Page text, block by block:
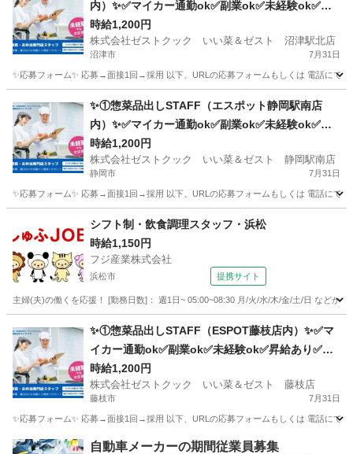
内）✨✅マイカー通勤ok✅副業ok✅未経験ok✅扶
養内ok✅週2～ok
時給1,200円
株式会社ゼストクック いい菜＆ゼスト 沼津駅北店
沼津市 7月31日
✨応募フォーム✨ 応募→面接1回→採用 以下、URLの応募フォームもしくは 電話にて
キッチン スタッフ
✨①惣菜品出しSTAFF（エスポット静岡駅南店
内）✨✅マイカー通勤ok✅副業ok✅未経験ok✅扶
養内ok✅週2～ok
時給1,200円
株式会社ゼストクック いい菜＆ゼスト 静岡駅南店
静岡市 7月31日
✨応募フォーム✨ 応募→面接1回→採用 以下、URLの応募フォームもしくは 電話にて
キッチン スタッフ
シフト制・飲食調理スタッフ・浜松
時給1,150円
フジ産業株式会社
浜松市 提携サイト
主婦(夫)の働くを応援！ [勤務日数]： 週1日~ 05:00~08:30 月/火/水/木/金/土/日 など
キッチン
✨①惣菜品出しSTAFF（ESPOT藤枝店内）✨✅マ
イカー通勤ok✅副業ok✅未経験ok✅昇給あり✅週2
～ok✅扶養内ok
時給1,200円
株式会社ゼストクック いい菜＆ゼスト 藤枝店
藤枝市 7月31日
✨応募フォーム✨ 応募→面接1回→採用 以下、URLの応募フォームもしくは 電話にて
静岡 藤枝市 キッチン スタッフ
自動車メーカーの期間従業員募集